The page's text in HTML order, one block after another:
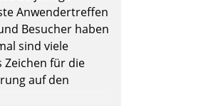
Anwendertreffen
Besucher haben
sind viele
Zeichen für die
auf den